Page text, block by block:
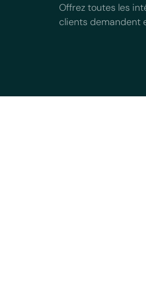
Offrez toutes les
clients demandent